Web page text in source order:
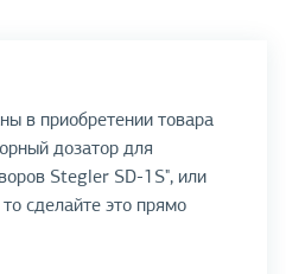
в приобретении товара
дозатор для
Stegler SD-1S", или
сделайте это прямо